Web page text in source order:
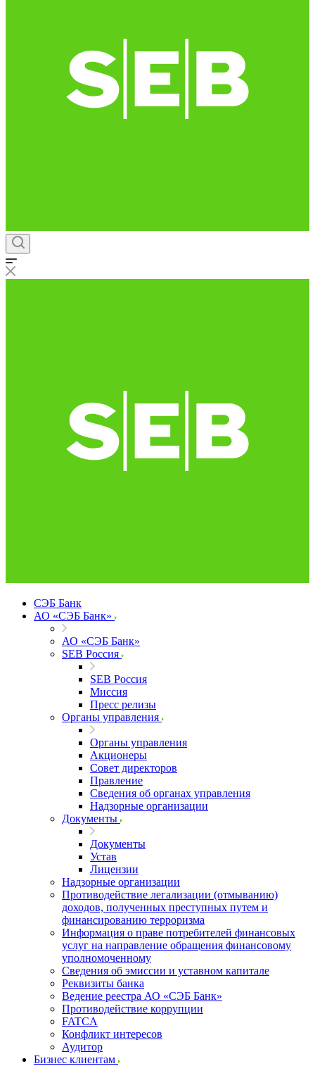
СЭБ Банк
АО «СЭБ Банк»
АО «СЭБ Банк»
SEB Россия
SEB Россия
Миссия
Пресс релизы
Органы управления
Органы управления
Акционеры
Совет директоров
Правление
Сведения об органах управления
Надзорные организации
Документы
Документы
Устав
Лицензии
Надзорные организации
Противодействие легализации (отмыванию)
доходов, полученных преступных путем и
финансированию терроризма
Информация о праве потребителей финансовых
услуг на направление обращения финансовому
уполномоченному
Сведения об эмиссии и уставном капитале
Реквизиты банка
Ведение реестра АО «СЭБ Банк»
Противодействие коррупции
FATCA
Конфликт интересов
Аудитор
Бизнес клиентам